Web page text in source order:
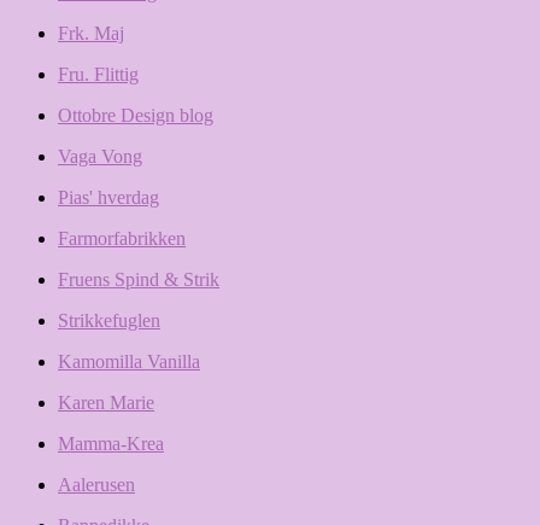
Frk. Maj
Fru. Flittig
Ottobre Design blog
Vaga Vong
Pias' hverdag
Farmorfabrikken
Fruens Spind & Strik
Strikkefuglen
Kamomilla Vanilla
Karen Marie
Mamma-Krea
Aalerusen